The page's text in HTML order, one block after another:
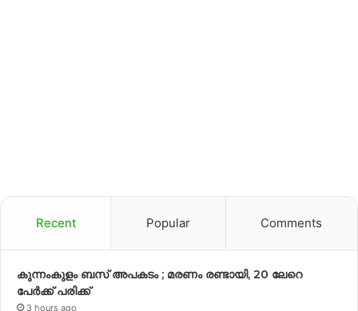
Recent Popular Comments
കുന്നംകുളം ബസ് അപകടം ; മരണം രണ്ടായി, 20 ലേറെ
പേർക്ക് പരിക്ക്
3 hours ago